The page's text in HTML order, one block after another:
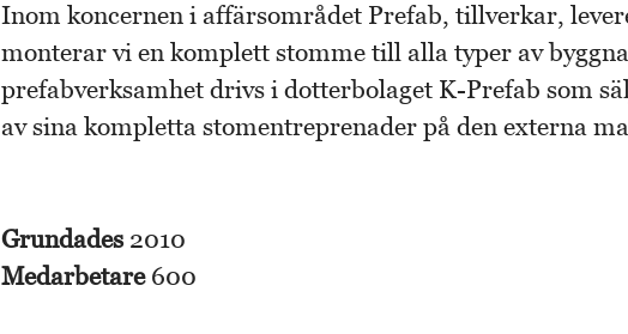
Inom koncernen i affärsområdet Prefab, tillverkar,
monterar vi en komplett stomme till alla typer av
prefabverksamhet drivs i dotterbolaget K-Prefab som
av sina kompletta stomentreprenader på den externa
Grundades 2010
Medarbetare 600